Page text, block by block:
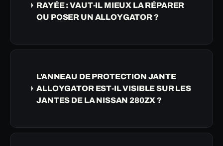
RAYÉE : VAUT-IL MIEUX LA RÉPARER
OU POSER UN ALLOYGATOR ?
L'ANNEAU DE PROTECTION JANTE
ALLOYGATOR EST-IL VISIBLE SUR LES
JANTES DE LA NISSAN 280ZX ?